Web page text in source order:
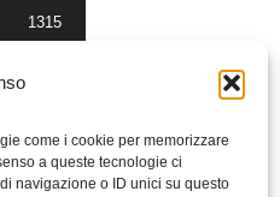
come i cookie per memorizzare
a queste tecnologie ci
navigazione o ID unici su questo
1315